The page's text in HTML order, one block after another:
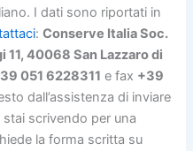
I dati sono riportati in
:Conserve Italia Soc.
11, 40068 San Lazzaro di
051 6228311 e fax +39
dall’assistenza di inviare
scrivendo per una
la forma scritta su